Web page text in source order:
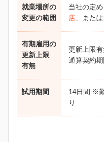
就業場所の
変更の範囲
当社の定
店、また
有期雇用の
更新上限
有無
更新上限
通算契約
試用期間
14日間 ※
り